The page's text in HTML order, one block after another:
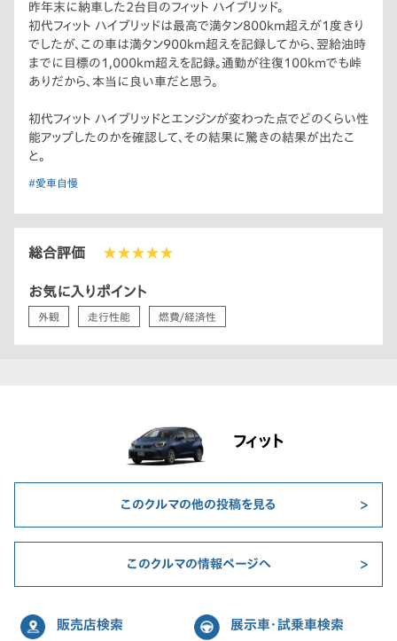
昨年末に納車した2台目のフィット ハイブリッド。
初代フィット ハイブリッドは最高で満タン800km超えが1度きり
でしたが、この車は満タン900km超えを記録してから、翌給油時
までに目標の1,000km超えを記録。通勤が往復100kmでも峠
ありだから、本当に良い車だと思う。
初代フィット ハイブリッドとエンジンが変わった点でどのくらい性
能アップしたのかを確認して、その結果に驚きの結果が出たこ
と。
#愛車自慢
総合評価 ★★★★★
お気に入りポイント
外観 走行性能 燃費/経済性
フィット
このクルマの他の投稿を見る
このクルマの情報ページへ
販売店検索 展示車・試乗車検索